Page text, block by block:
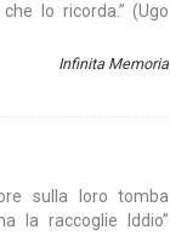
lo ricorda.” (Ugo
Infinita Memoria
sulla loro tomba
la raccoglie Iddio”